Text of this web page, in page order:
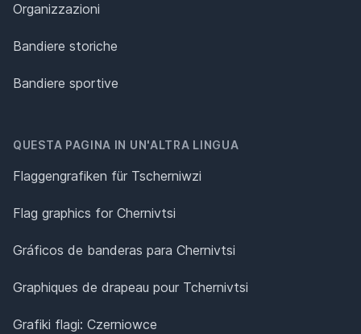
Organizzazioni
Bandiere storiche
Bandiere sportive
QUESTA PAGINA IN UN'ALTRA LINGUA
Flaggengrafiken für Tscherniwzi
Flag graphics for Chernivtsi
Gráficos de banderas para Chernivtsi
Graphiques de drapeau pour Tchernivtsi
Grafiki flagi: Czerniowce